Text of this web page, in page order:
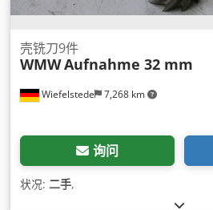
Wiefelstede 7,268 km
壳铣刀9件
WMWAufnahme 32 mm
询问
状况: 二手,